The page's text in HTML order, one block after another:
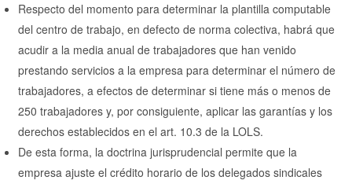
Respecto del momento para determinar la plantilla computable
del centro de trabajo, en defecto de norma colectiva, habrá que
acudir a la media anual de trabajadores que han venido
prestando servicios a la empresa para determinar el número de
trabajadores, a efectos de determinar si tiene más o menos de
250 trabajadores y, por consiguiente, aplicar las garantías y los
derechos establecidos en el art. 10.3 de la LOLS.
De esta forma, la doctrina jurisprudencial permite que la
empresa ajuste el crédito horario de los delegados sindicales